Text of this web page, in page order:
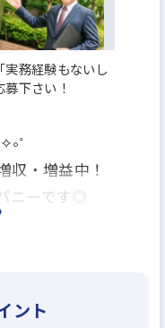
務経験もないし
下さい！
収・増益中！
ニーです◎
しませんか？
ント